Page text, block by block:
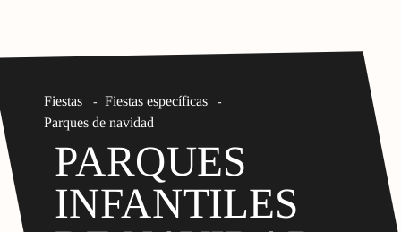
Fiestas - Fiestas específicas -
Parques de navidad
PARQUES
INFANTILES